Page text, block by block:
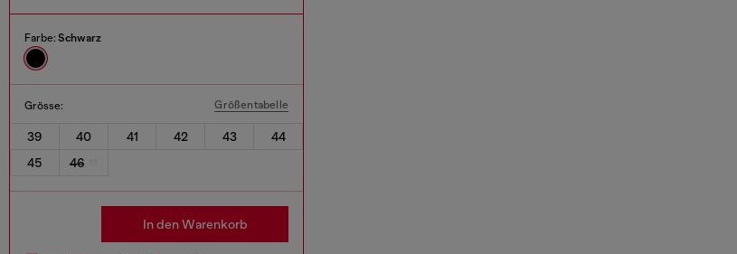
Farbe: Schwarz
Grösse: Größentabelle
39 40 41 42 43
44
45
46
In den Warenkorb